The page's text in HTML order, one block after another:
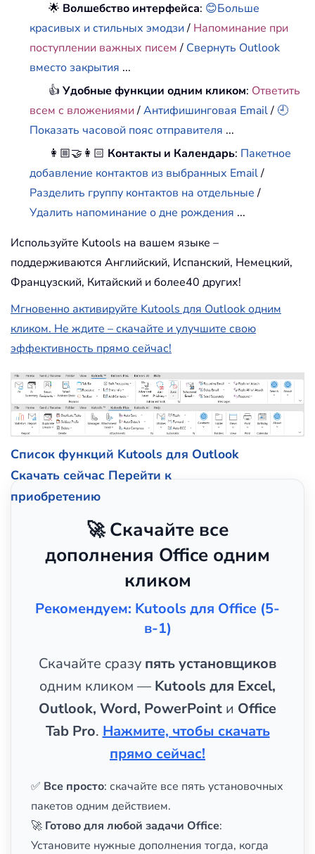
🌟 Волшебство интерфейса: 😊Больше
красивых и стильных эмодзи/ Напоминание при
поступлении важных писем/ Свернуть Outlook
вместо закрытия ...
👍Удобные функции одним кликом: Ответить
всем с вложениями /Антифишинговая Email/ 🕘
Показать часовой пояс отправителя ...
👩🏼‍🤝‍👩🏻 Контакты и Календарь: Пакетное
добавление контактов из выбранных Email/
Разделить группу контактов на отдельные/
Удалить напоминание о дне рождения ...
Используйте Kutools на вашем языке –
поддерживаются Английский, Испанский, Немецкий,
Французский, Китайский и более40 других!
Мгновенно активируйте Kutools для Outlook одним
кликом. Не ждите – скачайте и улучшите свою
эффективность прямо сейчас!
Список функций Kutools для Outlook
Скачать сейчас Перейти к
приобретению
🚀 Скачайте все
дополнения Office одним
кликом
Рекомендуем: Kutools для Office (5-
в-1)
Скачайте сразу пять установщиков
одним кликом — Kutools для Excel,
Outlook, Word, PowerPoint и Office
Tab Pro. Нажмите, чтобы скачать
прямо сейчас!
✅ Все просто: скачайте все пять установочных
пакетов одним действием.
🚀 Готово для любой задачи Office:
Установите нужные дополнения тогда, когда